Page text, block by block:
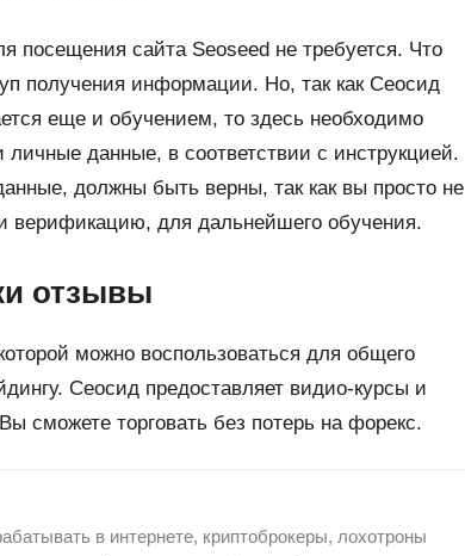
посещения сайта Seoseed не требуется. Что
получения информации. Но, так как Сеосид
еще и обучением, то здесь необходимо
личные данные, в соответствии с инструкцией.
должны быть верны, так как вы просто не
верификацию, для дальнейшего обучения.
отзывы
можно воспользоваться для общего
Сеосид предоставляет видио-курсы и
сможете торговать без потерь на форекс.
в интернете, криптоброкеры, лохотроны